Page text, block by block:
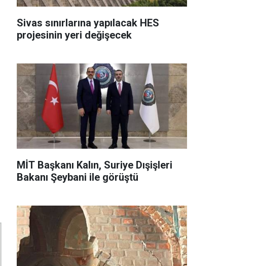
Sivas sınırlarına yapılacak HES
projesinin yeri değişecek
MİT Başkanı Kalın, Suriye Dışişleri
Bakanı Şeybani ile görüştü